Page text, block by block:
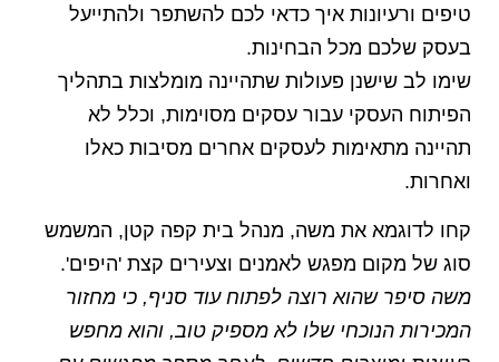
טיפים ורעיונות איך כדאי לכם להשתפר ולהתייעל
בעסק שלכם מכל הבחינות.
שימו לב שישנן פעולות שתהיינה מומלצות בתהליך
הפיתוח העסקי עבור עסקים מסוימות, וכלל לא
תהיינה מתאימות לעסקים אחרים מסיבות כאלו
ואחרות.
קחו לדוגמא את משה, מנהל בית קפה קטן, המשמש
סוג של מקום מפגש לאמנים וצעירים קצת 'היפים'.
משה סיפר שהוא רוצה לפתוח עוד סניף, כי מחזור
המכירות הנוכחי שלו לא מספיק טוב, והוא מחפש